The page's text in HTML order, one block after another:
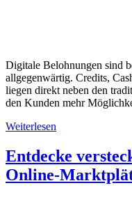
Digitale Belohnungen sind
allgegenwärtig. Credits,
liegen direkt neben den
den Kunden mehr
Weiterlesen
Entdecke
Online-